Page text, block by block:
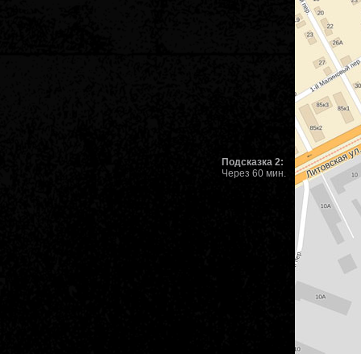
Подсказка 2:
Через 60 мин.